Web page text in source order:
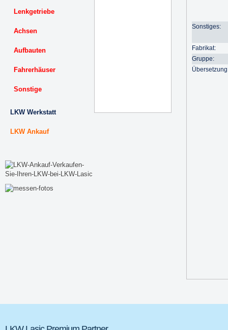
Lenkgetriebe
Achsen
Aufbauten
Fahrerhäuser
Sonstige
LKW Werkstatt
LKW Ankauf
Sonstiges:
Fabrikat:
Gruppe: